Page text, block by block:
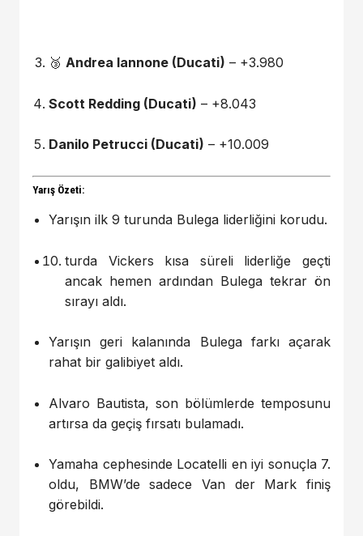
🥉 Andrea Iannone (Ducati) – +3.980
Scott Redding (Ducati) – +8.043
Danilo Petrucci (Ducati) – +10.009
Yarış Özeti:
Yarışın ilk 9 turunda Bulega liderliğini korudu.
turda Vickers kısa süreli liderliğe geçti
ancak hemen ardından Bulega tekrar ön
sırayı aldı.
Yarışın geri kalanında Bulega farkı açarak
rahat bir galibiyet aldı.
Alvaro Bautista, son bölümlerde temposunu
artırsa da geçiş fırsatı bulamadı.
Yamaha cephesinde Locatelli en iyi sonuçla 7.
oldu, BMW’de sadece Van der Mark finiş
görebildi.